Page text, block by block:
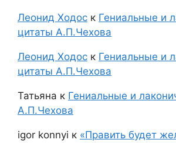
Леонид Ходос к Гениальные и
цитаты А.П.Чехова
Леонид Ходос к Гениальные и
цитаты А.П.Чехова
Татьяна к Гениальные и
А.П.Чехова
igor konnyi к «Править будет